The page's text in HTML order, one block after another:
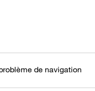
de navigation